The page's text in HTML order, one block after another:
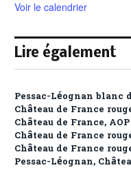
Voir le calendrier
Lire également
Pessac-Léognan blanc
Château de France
Château de France,
Château de France
Château de France
Pessac-Léognan,